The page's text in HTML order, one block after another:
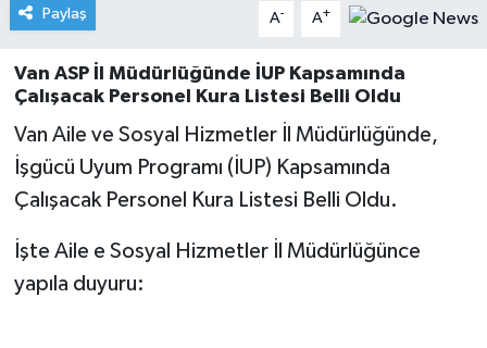
Paylaş A- A+
Van ASP İl Müdürlüğünde İUP Kapsamında
Çalışacak Personel Kura Listesi Belli Oldu
Van Aile ve Sosyal Hizmetler İl Müdürlüğünde,
İşgücü Uyum Programı (İUP) Kapsamında
Çalışacak Personel Kura Listesi Belli Oldu.
İşte Aile e Sosyal Hizmetler İl Müdürlüğünce
yapıla duyuru: